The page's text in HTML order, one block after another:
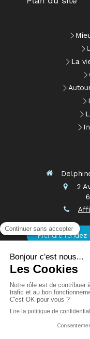
La
2
Prendre
Création et